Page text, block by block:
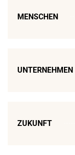
MENSCHEN
UNTERNEHMEN
ZUKUNFT